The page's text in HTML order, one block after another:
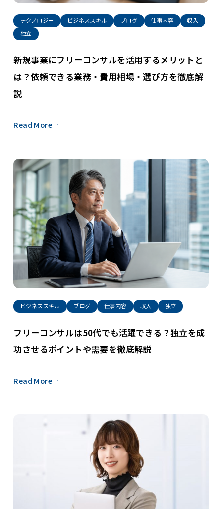
テクノロジー ビジネススキル ブログ 仕事内容
収入
独立
新規事業にフリーコンサルを活用するメリットと
は？依頼できる業務・費用相場・選び方を徹底解
説
Read More
ビジネススキル ブログ 仕事内容 収入 独立
フリーコンサルは50代でも活躍できる？独立を成
功させるポイントや需要を徹底解説
Read More